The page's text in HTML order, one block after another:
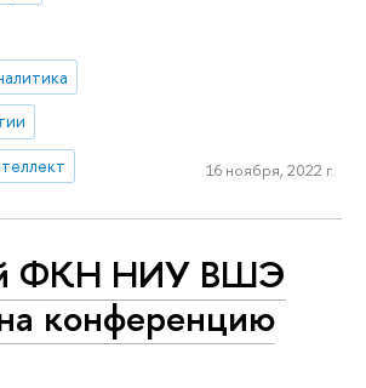
16 ноября, 2022 г.
ФКН НИУ ВШЭ
конференцию